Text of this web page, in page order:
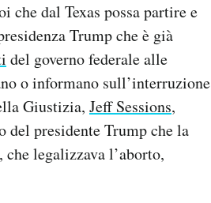
che dal Texas possa partire e
Trump che è già
del governo federale alle
o informano sull’interruzione
Giustizia, Jeff Sessions,
del presidente Trump che la
che legalizzava l’aborto,